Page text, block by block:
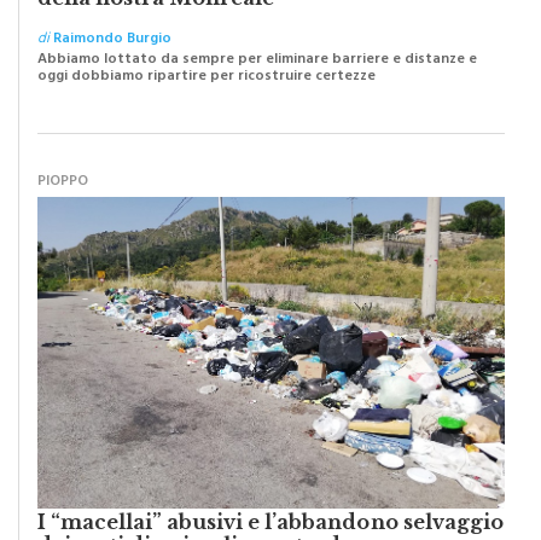
Caro Sindaco: “Adesso pensiamo al futuro
della nostra Monreale”
diRaimondo Burgio